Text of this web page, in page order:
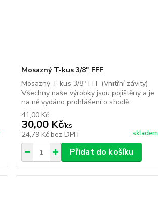
Mosazný T-kus 3/8" FFF
Mosazný T-kus 3/8" FFF (Vnitřní závity)
Všechny naše výrobky jsou pojištěny a je
na ně vydáno prohlášení o shodě.
41,00 Kč
30,00 Kč/ks
24,79 Kč bez DPH skladem
Přidat do košíku